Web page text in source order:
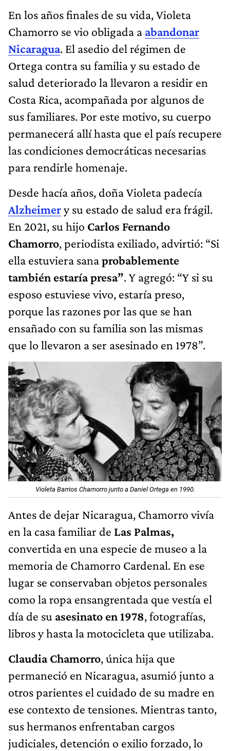
En los años finales de su vida, Violeta
Chamorro se vio obligada a abandonar
Nicaragua. El asedio del régimen de
Ortega contra su familia y su estado de
salud deteriorado la llevaron a residir en
Costa Rica, acompañada por algunos de
sus familiares. Por este motivo, su cuerpo
permanecerá allí hasta que el país recupere
las condiciones democráticas necesarias
para rendirle homenaje.
Desde hacía años, doña Violeta padecía
Alzheimery su estado de salud era frágil.
En 2021, su hijo Carlos Fernando
Chamorro, periodista exiliado, advirtió: “Si
ella estuviera sanaprobablemente
también estaría presa”. Y agregó: “Y si su
esposo estuviese vivo, estaría preso,
porque las razones por las que se han
ensañado con su familia son las mismas
que lo llevaron a ser asesinado en 1978”.
Violeta Barrios Chamorro junto a Daniel Ortega en 1990.
Antes de dejar Nicaragua, Chamorro vivía
en la casa familiar de Las Palmas,
convertida en una especie de museo a la
memoria de Chamorro Cardenal. En ese
lugar se conservaban objetos personales
como la ropa ensangrentada que vestía el
día de su asesinato en 1978, fotografías,
libros y hasta la motocicleta que utilizaba.
Claudia Chamorro, única hija que
permaneció en Nicaragua, asumió junto a
otros parientes el cuidado de su madre en
ese contexto de tensiones. Mientras tanto,
sus hermanos enfrentaban cargos
judiciales, detención o exilio forzado, lo